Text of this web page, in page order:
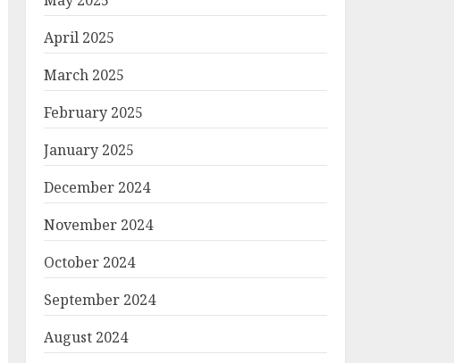
April 2025
March 2025
February 2025
January 2025
December 2024
November 2024
October 2024
September 2024
August 2024